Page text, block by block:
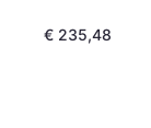
€ 235,48